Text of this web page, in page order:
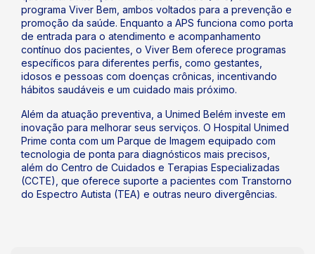
programa Viver Bem, ambos voltados para a prevenção e
promoção da saúde. Enquanto a APS funciona como porta
de entrada para o atendimento e acompanhamento
contínuo dos pacientes, o Viver Bem oferece programas
específicos para diferentes perfis, como gestantes,
idosos e pessoas com doenças crônicas, incentivando
hábitos saudáveis e um cuidado mais próximo.
Além da atuação preventiva, a Unimed Belém investe em
inovação para melhorar seus serviços. O Hospital Unimed
Prime conta com um Parque de Imagem equipado com
tecnologia de ponta para diagnósticos mais precisos,
além do Centro de Cuidados e Terapias Especializadas
(CCTE), que oferece suporte a pacientes com Transtorno
do Espectro Autista (TEA) e outras neuro divergências.